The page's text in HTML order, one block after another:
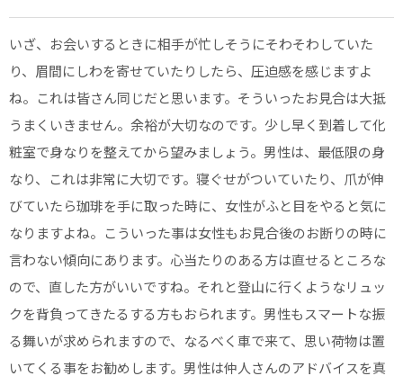
いざ、お会いするときに相手が忙しそうにそわそわしていた
り、眉間にしわを寄せていたりしたら、圧迫感を感じますよ
ね。これは皆さん同じだと思います。そういったお見合は大抵
うまくいきません。余裕が大切なのです。少し早く到着して化
粧室で身なりを整えてから望みましょう。男性は、最低限の身
なり、これは非常に大切です。寝ぐせがついていたり、爪が伸
びていたら珈琲を手に取った時に、女性がふと目をやると気に
なりますよね。こういった事は女性もお見合後のお断りの時に
言わない傾向にあります。心当たりのある方は直せるところな
ので、直した方がいいですね。それと登山に行くようなリュッ
クを背負ってきたるする方もおられます。男性もスマートな振
る舞いが求められますので、なるべく車で来て、思い荷物は置
いてくる事をお勧めします。男性は仲人さんのアドバイスを真